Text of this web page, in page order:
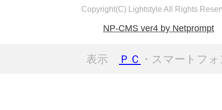
Copyright(C) Lightstyle All Rights
NP-CMS ver4 by Netprompt
表示 ＰＣ ・スマートフ